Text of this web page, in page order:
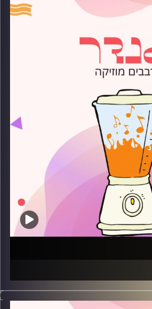
את הבוקר בהגשת שיר אברני